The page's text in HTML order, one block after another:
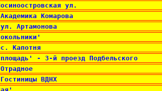
ул.
Комарова
Артамонова
Капотня
- 3-й проезд Подбельского
ВДНХ